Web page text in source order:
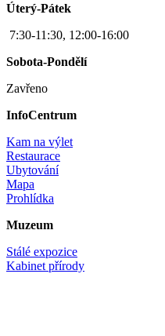
Úterý-Pátek
7:30-11:30, 12:00-16:00
Sobota-Pondělí
Zavřeno
InfoCentrum
Kam na výlet
Restaurace
Ubytování
Mapa
Prohlídka
Muzeum
Stálé expozice
Kabinet přírody